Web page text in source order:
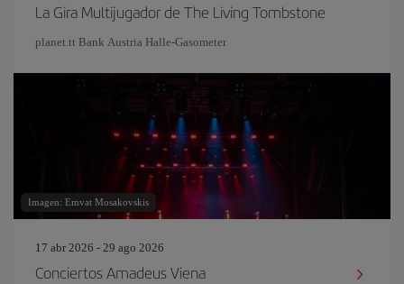
La Gira Multijugador de The Living Tombstone
planet.tt Bank Austria Halle-Gasometer
Imagen: Emvat Mosakovskis
17 abr 2026 - 29 ago 2026
Conciertos Amadeus Viena